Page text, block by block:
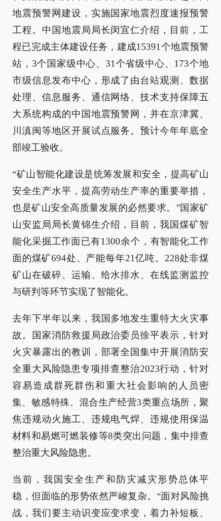
地震预警网建设，实施国家地震烈度速报预警
工程。中国地震局局长闵宜仁介绍，目前，工
程已完成主体建设任务，建成15391个地震预警
站，3个国家级中心、31个省级中心、173个地
市级信息发布中心，形成了由台站观测、数据
处理、信息服务、通信网络、技术支持保障五
大系统构成的中国地震预警网，并在京津冀、
川滇闽等地区开展试点服务。预计今年年底全
部竣工验收。
“矿山智能化建设是统筹发展和安全，提高矿山
安全生产水平，提高劳动生产率的重要举措，
也是矿山安全高质量发展的必然要求。”国家矿
山安监局局长黄锦生介绍，目前，我国煤矿智
能化采掘工作面已有1300余个，有智能化工作
面的煤矿694处、产能每年21亿吨。228处非煤
矿山在破碎、运输、给水排水、在线监测监控
与研判等环节实现了智能化。
去年下半年以来，我国多地发生重特大火灾事
故。国家消防救援局政治委员徐平表示，针对
火灾暴露出的教训，部署全国集中开展消防安
全重大风险隐患专项排查整治2023行动，针对
容易造成群死群伤和重大社会影响的人员密
集、敏感特殊、混合生产经营3类重点场所，聚
焦违规动火施工、违规电气焊、违规使用保温
材料和易燃可燃装修等8类突出问题，集中排查
整治重大风险隐患。
当前，我国安全生产和防灾减灾形势总体平
稳，但面临的形势依然严峻复杂。“面对风险挑
战，我们要主动识变应变求变，着力补短板、